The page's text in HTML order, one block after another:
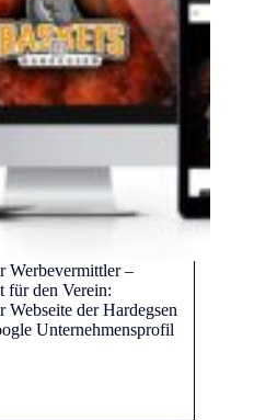
Werbevermittler –
für den Verein:
der Hardegsen
Unternehmensprofil